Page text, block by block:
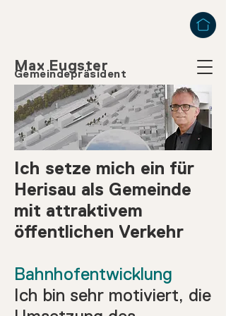
Max Eugster
Gemeindepräsident
Ich setze mich ein für
Herisau als Gemeinde
mit attraktivem
öffentlichen Verkehr
Bahnhofentwicklung
Ich bin sehr motiviert, die